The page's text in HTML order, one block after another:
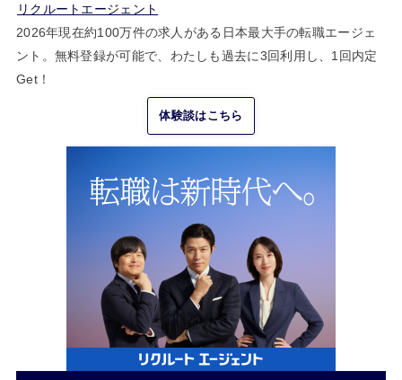
リクルートエージェント
2026年現在約100万件の求人がある日本最大手の転職エージェ
ント。無料登録が可能で、わたしも過去に3回利用し、1回内定
Get！
体験談はこちら